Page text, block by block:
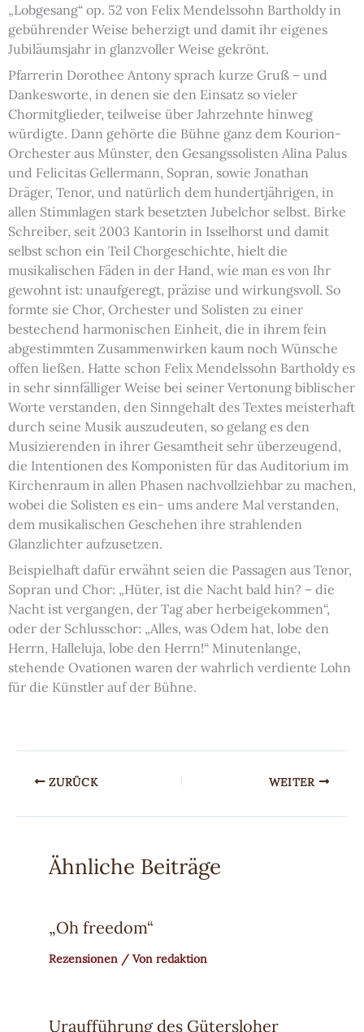
„Lobgesang“ op. 52 von Felix Mendelssohn Bartholdy in
gebührender Weise beherzigt und damit ihr eigenes
Jubiläumsjahr in glanzvoller Weise gekrönt.
Pfarrerin Dorothee Antony sprach kurze Gruß – und
Dankesworte, in denen sie den Einsatz so vieler
Chormitglieder, teilweise über Jahrzehnte hinweg
würdigte. Dann gehörte die Bühne ganz dem Kourion-
Orchester aus Münster, den Gesangssolisten Alina Palus
und Felicitas Gellermann, Sopran, sowie Jonathan
Dräger, Tenor, und natürlich dem hundertjährigen, in
allen Stimmlagen stark besetzten Jubelchor selbst. Birke
Schreiber, seit 2003 Kantorin in Isselhorst und damit
selbst schon ein Teil Chorgeschichte, hielt die
musikalischen Fäden in der Hand, wie man es von Ihr
gewohnt ist: unaufgeregt, präzise und wirkungsvoll. So
formte sie Chor, Orchester und Solisten zu einer
bestechend harmonischen Einheit, die in ihrem fein
abgestimmten Zusammenwirken kaum noch Wünsche
offen ließen. Hatte schon Felix Mendelssohn Bartholdy es
in sehr sinnfälliger Weise bei seiner Vertonung biblischer
Worte verstanden, den Sinngehalt des Textes meisterhaft
durch seine Musik auszudeuten, so gelang es den
Musizierenden in ihrer Gesamtheit sehr überzeugend,
die Intentionen des Komponisten für das Auditorium im
Kirchenraum in allen Phasen nachvollziehbar zu machen,
wobei die Solisten es ein- ums andere Mal verstanden,
dem musikalischen Geschehen ihre strahlenden
Glanzlichter aufzusetzen.
Beispielhaft dafür erwähnt seien die Passagen aus Tenor,
Sopran und Chor: „Hüter, ist die Nacht bald hin? – die
Nacht ist vergangen, der Tag aber herbeigekommen“,
oder der Schlusschor: „Alles, was Odem hat, lobe den
Herrn, Halleluja, lobe den Herrn!“ Minutenlange,
stehende Ovationen waren der wahrlich verdiente Lohn
für die Künstler auf der Bühne.
ZURÜCK WEITER
Ähnliche Beiträge
„Oh freedom“
Rezensionen / Von redaktion
Uraufführung des Gütersloher